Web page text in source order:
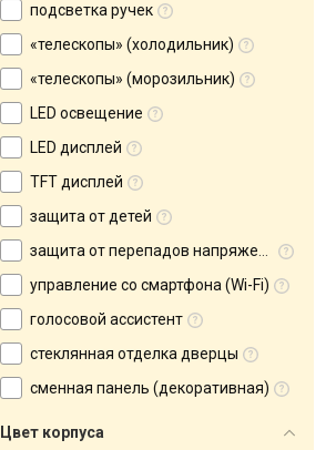
подсветка ручек
«телескопы» (холодильник)
«телескопы» (морозильник)
LED освещение
LED дисплей
TFT дисплей
защита от детей
защита от перепадов напряжения
управление со смартфона (Wi-Fi)
голосовой ассистент
стеклянная отделка дверцы
сменная панель (декоративная)
Цвет корпуса